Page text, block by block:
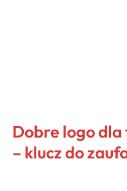
Dobre logo
– klucz do